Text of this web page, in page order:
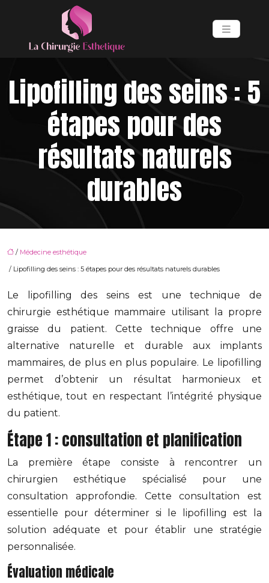
Lipofilling des seins : 5
étapes pour des
résultats naturels
durables
/ Médecine esthétique
/ Lipofilling des seins : 5 étapes pour des résultats naturels durables
Le lipofilling des seins est une technique de
chirurgie esthétique mammaire utilisant la propre
graisse du patient. Cette technique offre une
alternative naturelle et durable aux implants
mammaires, de plus en plus populaire. Le lipofilling
permet d’obtenir un résultat harmonieux et
esthétique, tout en respectant l’intégrité physique
du patient.
Étape 1 : consultation et planification
La première étape consiste à rencontrer un
chirurgien esthétique spécialisé pour une
consultation approfondie. Cette consultation est
essentielle pour déterminer si le lipofilling est la
solution adéquate et pour établir une stratégie
personnalisée.
Évaluation médicale